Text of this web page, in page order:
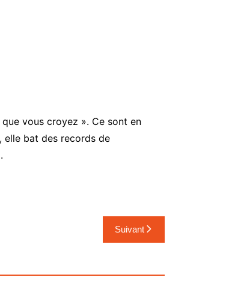
vous croyez ». Ce sont en
elle bat des records de
Suivant